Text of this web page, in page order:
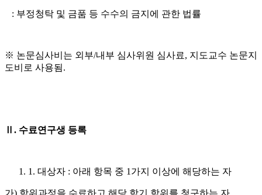
: 부정청탁 및 금품 등 수수의 금지에 관한 법률
※ 논문심사비는 외부/내부 심사위원 심사료, 지도교수 논문지
도비로 사용됨.
. 수료연구생 등록
1. 대상자 : 아래 항목 중 1가지 이상에 해당하는 자
가) 학위과정을 수료하고 해당 학기 학위를 청구하는 자